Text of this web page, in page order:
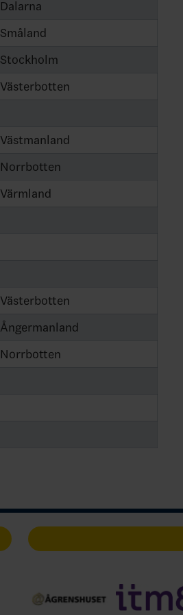
Dalarna
Småland
Stockholm
Västerbotten
Västmanland
Norrbotten
Värmland
Västerbotten
Ångermanland
Norrbotten